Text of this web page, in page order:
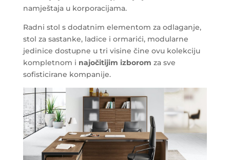
namještaja u korporacijama.
Radni stol s dodatnim elementom za odlaganje,
stol za sastanke, ladice i ormarići, modularne
jedinice dostupne u tri visine čine ovu kolekciju
kompletnom i najočitijim izborom za sve
sofisticirane kompanije.